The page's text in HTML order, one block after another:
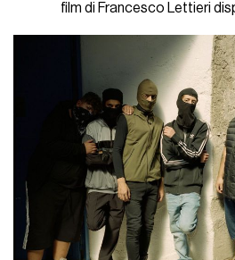
film di Francesco Lettieri